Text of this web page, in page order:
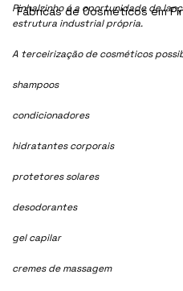
Pinhalzinho é a oportunidade de
estrutura industrial própria.
A terceirização de cosméticos
shampoos
condicionadores
hidratantes corporais
protetores solares
desodorantes
gel capilar
cremes de massagem
Fábricas de Cosméticos em